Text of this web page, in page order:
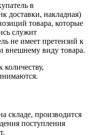
в
доставки, накладная)
товара, которые
служит
не имеет претензий к
внешнему виду товара.
количеству,
складе, производится
поступления